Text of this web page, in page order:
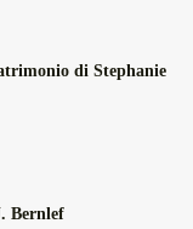
di Stephanie
Bernlef